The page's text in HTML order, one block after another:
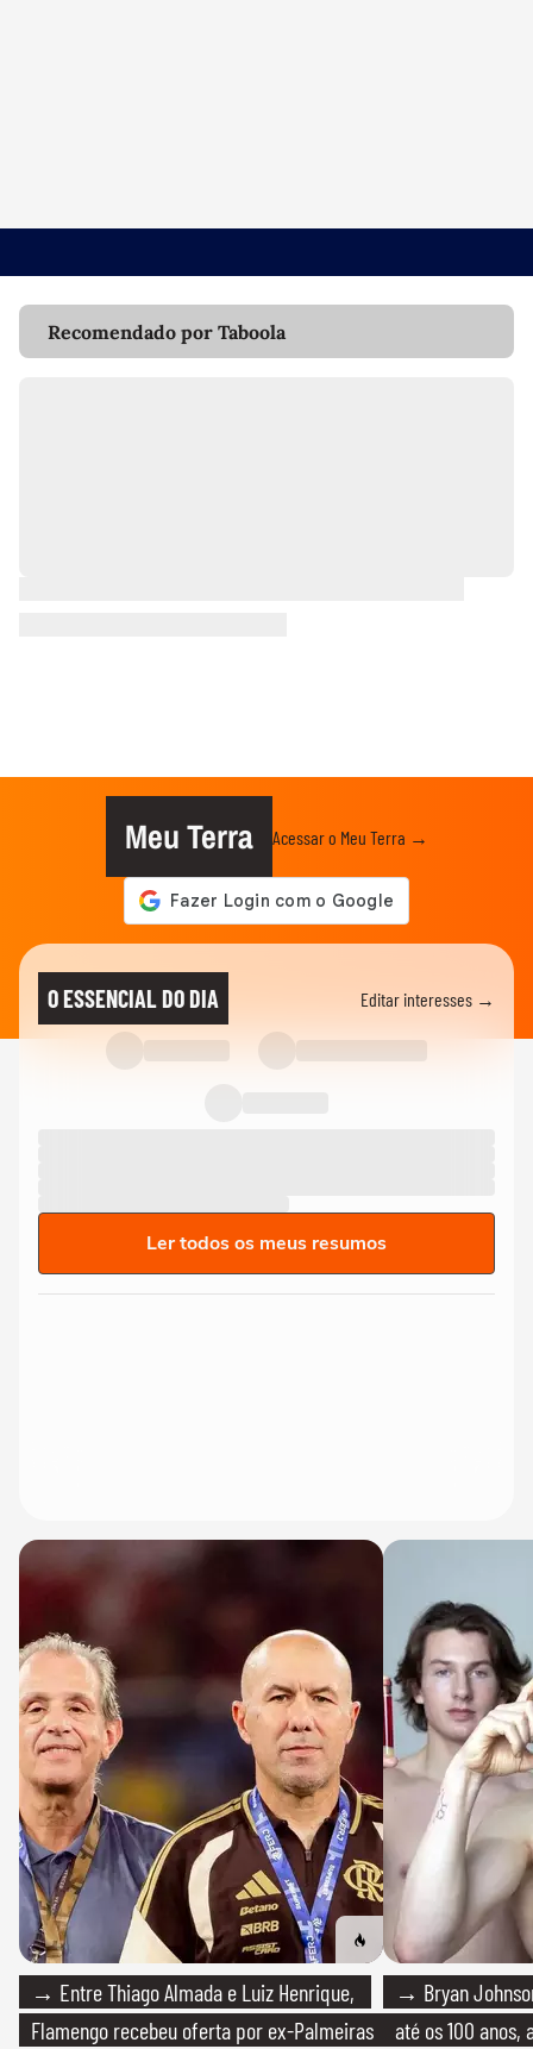
Recomendado por Taboola
Meu Terra Acessar o Meu Terra →
O ESSENCIAL DO DIA Editar interesses →
Ler todos os meus resumos
→ Entre Thiago Almada e Luiz Henrique,
Flamengo recebeu oferta por ex-Palmeiras
→ Bryan
até os 100